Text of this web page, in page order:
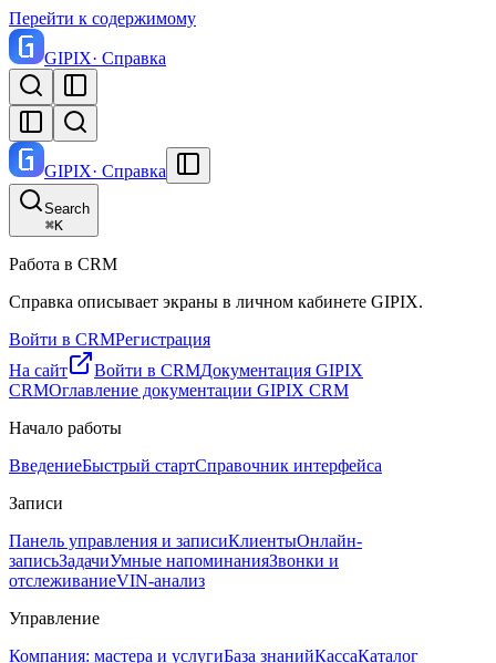
Перейти к содержимому
GIPIX· Справка
GIPIX· Справка
Search
⌘K
Работа в CRM
Справка описывает экраны в личном кабинете GIPIX.
Войти в CRMРегистрация
На сайт
Войти в CRMДокументация GIPIX
CRMОглавление документации GIPIX CRM
Начало работы
ВведениеБыстрый стартСправочник интерфейса
Записи
Панель управления и записиКлиентыОнлайн-
записьЗадачиУмные напоминанияЗвонки и
отслеживаниеVIN-анализ
Управление
Компания: мастера и услугиБаза знанийКассаКаталог